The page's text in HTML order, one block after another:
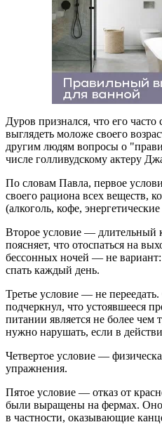
Дуров признался, что его
выглядеть моложе своего
другим людям вопросы о
числе голливудскому актеру
По словам Павла, первое
своего рациона всех веществ,
(алкоголь, кофе,
Второе условие — длительный
поясняет, что отоспаться на
бессонных ночей — не
спать каждый день.
Третье условие — не переедать.
подчеркнул, что устоявшееся
питании является не более
нужно нарушать, если в
Четвертое условие —
упражнения.
Пятое условие — отказ от
были выращены на фермах. Оно
в частности, оказывающие